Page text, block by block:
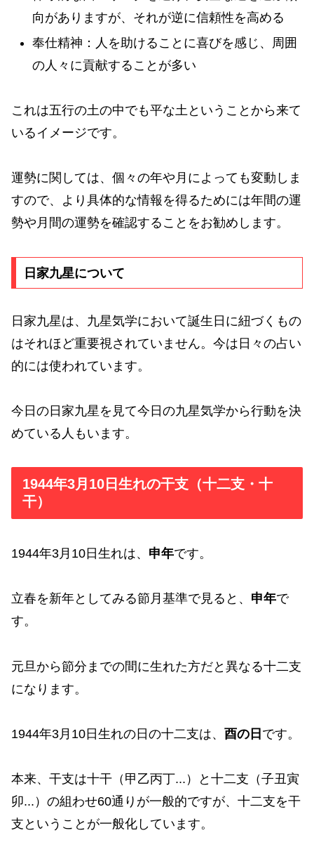
向がありますが、それが逆に信頼性を高める
奉仕精神：人を助けることに喜びを感じ、周囲
の人々に貢献することが多い
これは五行の土の中でも平な土ということから来て
いるイメージです。
運勢に関しては、個々の年や月によっても変動しま
すので、より具体的な情報を得るためには年間の運
勢や月間の運勢を確認することをお勧めします。
日家九星について
日家九星は、九星気学において誕生日に紐づくもの
はそれほど重要視されていません。今は日々の占い
的には使われています。
今日の日家九星を見て今日の九星気学から行動を決
めている人もいます。
1944年3月10日生れの干支（十二支・十
干）
1944年3月10日生れは、 申年です。
立春を新年としてみる節月基準で見ると、 申年で
す。
元旦から節分までの間に生れた方だと異なる十二支
になります。
1944年3月10日生れの日の十二支は、 酉の日 です。
本来、干支は十干（甲乙丙丁...）と十二支（子丑寅
卯...）の組わせ60通りが一般的ですが、十二支を干
支ということが一般化しています。